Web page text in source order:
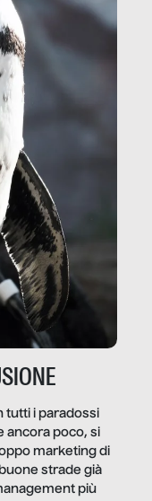
tutti i paradossi
ancora poco, si
marketing di
strade già
più